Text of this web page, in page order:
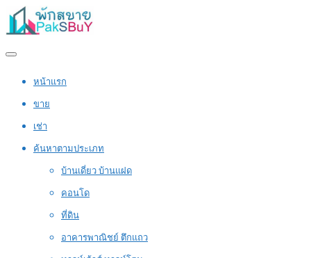
หน้าแรก
ขาย
เช่า
ค้นหาตามประเภท
บ้านเดี่ยว บ้านแฝด
คอนโด
ที่ดิน
อาคารพาณิชย์ ตึกแถว